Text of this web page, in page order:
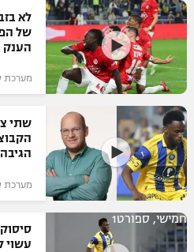
לוח שידורים
ברחבה
"מעל הליגה" – פודקאסט
"מחצית בשכונה" –
משתתפים וזוכים בפרסים
הפועל חיפה
הפועל באר שבע
מכבי נתניה
בני יהודה
ליגה סינית
ליגה ברזילאית
ליגות נוספות
ג'ודו
אגרוף
ספורט אולימפי
UFC
היאבקות WWE
אופניים
ספורט מוטורי
לא
של
הענק
מערכת ספורט 1 |
שתי
מערכת ספורט 1 |
חמישי, ספורט1
עשוי